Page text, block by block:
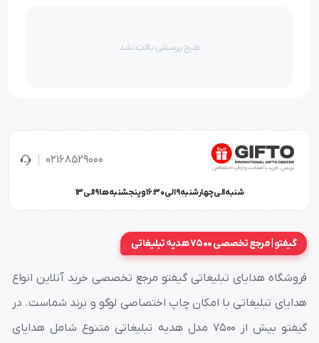
هیچ پرسشی یافت نشد
02168529000
شنبه الی چهارشنبه 9 الی 16:30 و پنجشنبه ها 9 الی 13
گیفتو | مرجع تخصصی 7500 هدیه تبلیغاتی
فروشگاه هدایای تبلیغاتی گیفتو مرجع تخصصی خرید آنلاین انواع
هدایای تبلیغاتی با امکان چاپ اختصاصی لوگو و برند شماست. در
گیفتو بیش از ۷۵۰۰ مدل هدیه تبلیغاتی متنوع شامل هدایای